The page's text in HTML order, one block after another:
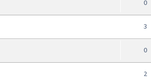
0
3
0
2